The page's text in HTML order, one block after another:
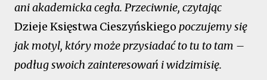
ani akademicka cegła. Przeciwnie, czytając
Dzieje Księstwa Cieszyńskiego poczujemy się
jak motyl, który może przysiadać to tu to tam –
podług swoich zainteresowań i widzimisię.